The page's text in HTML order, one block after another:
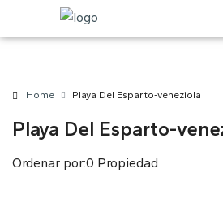
Home Playa Del Esparto-veneziola
Playa Del Esparto-
0 Propiedad
Ordenar por: